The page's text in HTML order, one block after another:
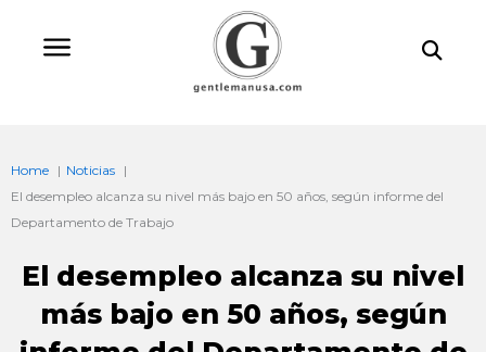
Home
Noticias
El desempleo alcanza su nivel más bajo en 50 años, según informe del
Departamento de Trabajo
El desempleo alcanza su nivel
más bajo en 50 años, según